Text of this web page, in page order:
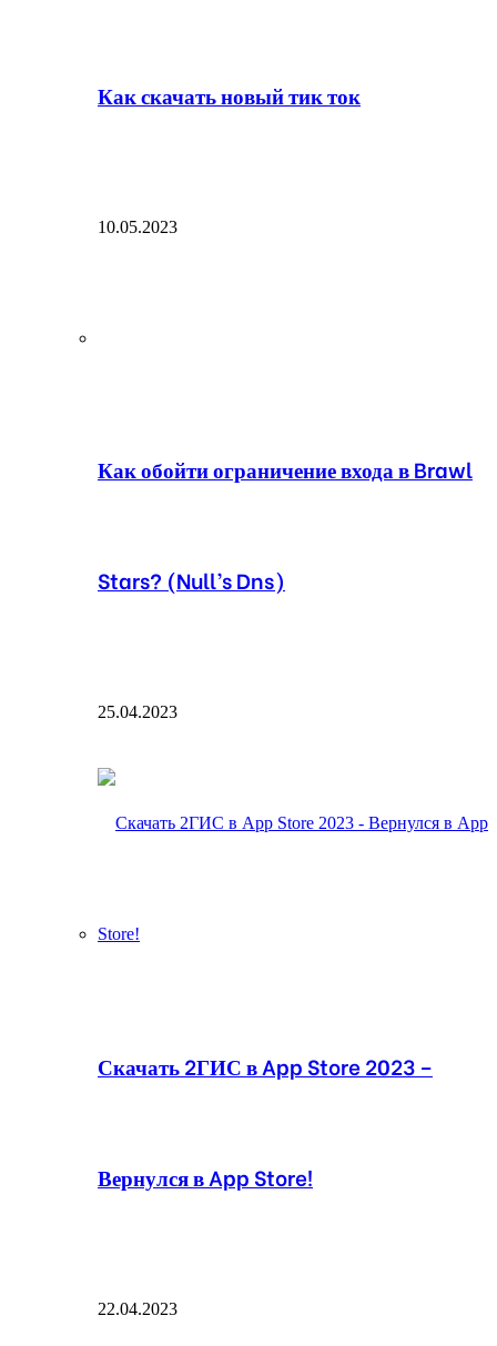
Как скачать новый тик ток
10.05.2023
Как обойти ограничение входа в Brawl
Stars? (Null’s Dns)
25.04.2023
Скачать 2ГИС в App Store 2023 –
Вернулся в App Store!
22.04.2023